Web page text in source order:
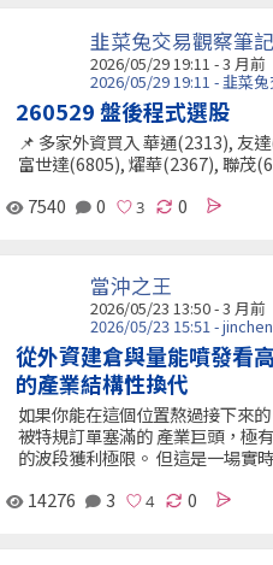
韭菜兔交易觀察筆記
2026/05/29 19:11 - 3 月前
2026/05/29 19:11 - 韭菜
260529 盤後程式選股
📌 多家外資買入 華通(2313), 友
富世達(6805), 燿華(2367), 聯茂
7540
0 0
當沖之王
2026/05/23 13:50 - 3 月前
2026/05/23 15:51 -
從外資建倉與量能噴發看
的產業結構性換代
如果你能在這個位置熬過接下來
被特規訂單塞滿的 產業巨頭，極
的波段獲利極限。 但這是一場實
14276
3 0